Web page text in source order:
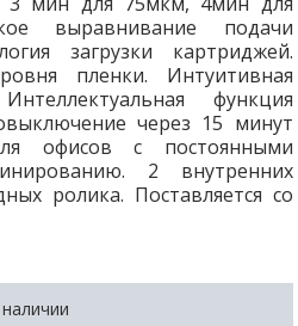
выравнивание подачи
загрузки картриджей.
пленки. Интуитивная
функция
через 15 минут
офисов с постоянными
2 внутренних
ролика. Поставляется со